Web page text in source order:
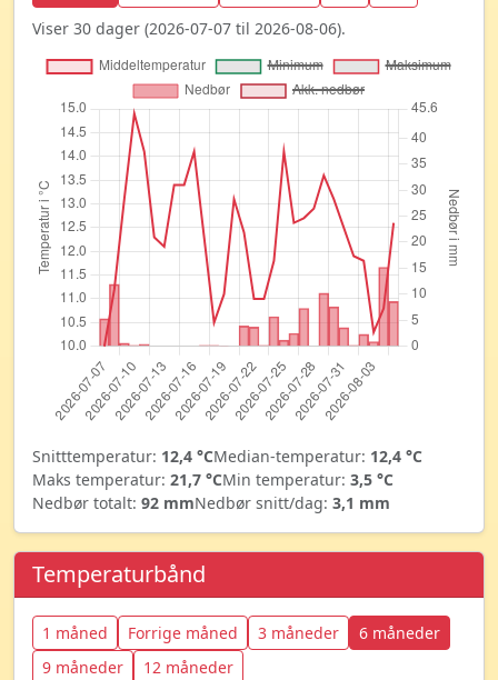
Viser 30 dager (2026-07-07 til 2026-08-06).
Snitttemperatur: 12,4 °CMedian-temperatur: 12,4 °C
Maks temperatur: 21,7 °CMin temperatur: 3,5 °C
Nedbør totalt: 92 mmNedbør snitt/dag: 3,1 mm
Temperaturbånd
1 måned Forrige måned 3 måneder
6 måneder
9 måneder
12 måneder